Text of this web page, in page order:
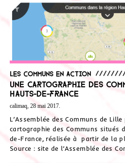
Les communs en action
Une cartographie des
Hauts-de-France
calimaq, 28 mai 2017.
L’Assemblée des Communs de
cartographie des Communs situés
de-France, réalisée à partir de la
Source : site de l’Assemblée des